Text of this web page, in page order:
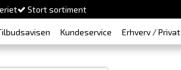
Stort sortiment
Kundeservice Erhverv / Privat